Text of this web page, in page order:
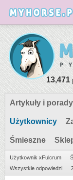
13,471
Artykuły i porady
Użytkownicy
Śmieszne
Użytkownik xFulcrum
Wszystkie odpowiedzi